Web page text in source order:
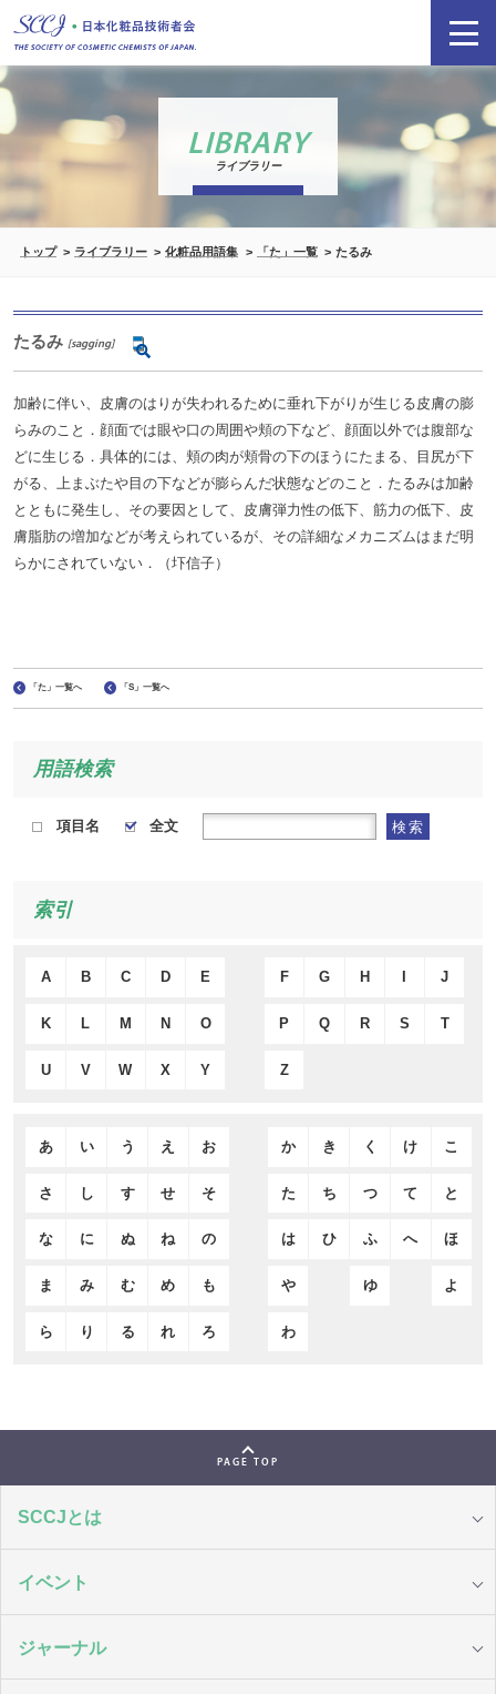
LIBRARY
ライブラリー
トップ ライブラリー 化粧品用語集 「た」一覧 たるみ
たるみ [sagging]
加齢に伴い、皮膚のはりが失われるために垂れ下がりが生じる皮膚の膨
らみのこと．顔面では眼や口の周囲や頬の下など、顔面以外では腹部な
どに生じる．具体的には、頬の肉が頬骨の下のほうにたまる、目尻が下
がる、上まぶたや目の下などが膨らんだ状態などのこと．たるみは加齢
とともに発生し、その要因として、皮膚弾力性の低下、筋力の低下、皮
膚脂肪の増加などが考えられているが、その詳細なメカニズムはまだ明
らかにされていない．（圷信子）
「た」一覧へ 「S」一覧へ
用語検索
項目名 全文 検索
索引
A B C D E F G H J
K L M N O P Q R S T
U V W X Y Z
あ い う え お か き く け こ
さ し す せ そ た ち つ て と
な に ぬ ね の は ひ ふ へ ほ
ま み む め も や ゆ よ
ら り る れ ろ わ
PAGE TOP
SCCJとは
イベント
ジャーナル